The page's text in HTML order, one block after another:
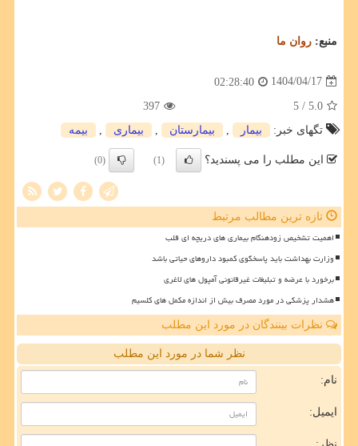
منبع: روان ما
1404/04/17
02:28:40
5.0
/ 5
397
تگهای خبر:
بیمار بیمارستان بیماری بیمه
این مطلب را می پسندید؟ (1)
(0)
تازه ترین مطالب مرتبط
اهمیت تشخیص زودهنگام بیماری های دریچه ای قلب
وزارت بهداشت باید پاسخگوی کمبود داروهای حیاتی باشد
برخورد با عرضه و تبلیغات غیرقانونی آمپول های لاغری
هشدار پزشکی در مورد مصرف بیش از اندازه مکمل های کلسیم
نظرات بینندگان در مورد این مطلب
نظر شما در مورد این مطلب
نام:
ایمیل: